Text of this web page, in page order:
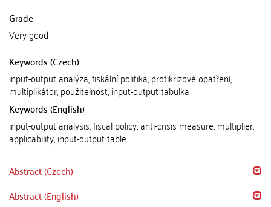
Grade
Very good
Keywords (Czech)
input-output analýza, fiskální politika, protikrizové opatření,
multiplikátor, použitelnost, input-output tabulka
Keywords (English)
input-output analysis, fiscal policy, anti-crisis measure, multiplier,
applicability, input-output table
Abstract (Czech)
Abstract (English)